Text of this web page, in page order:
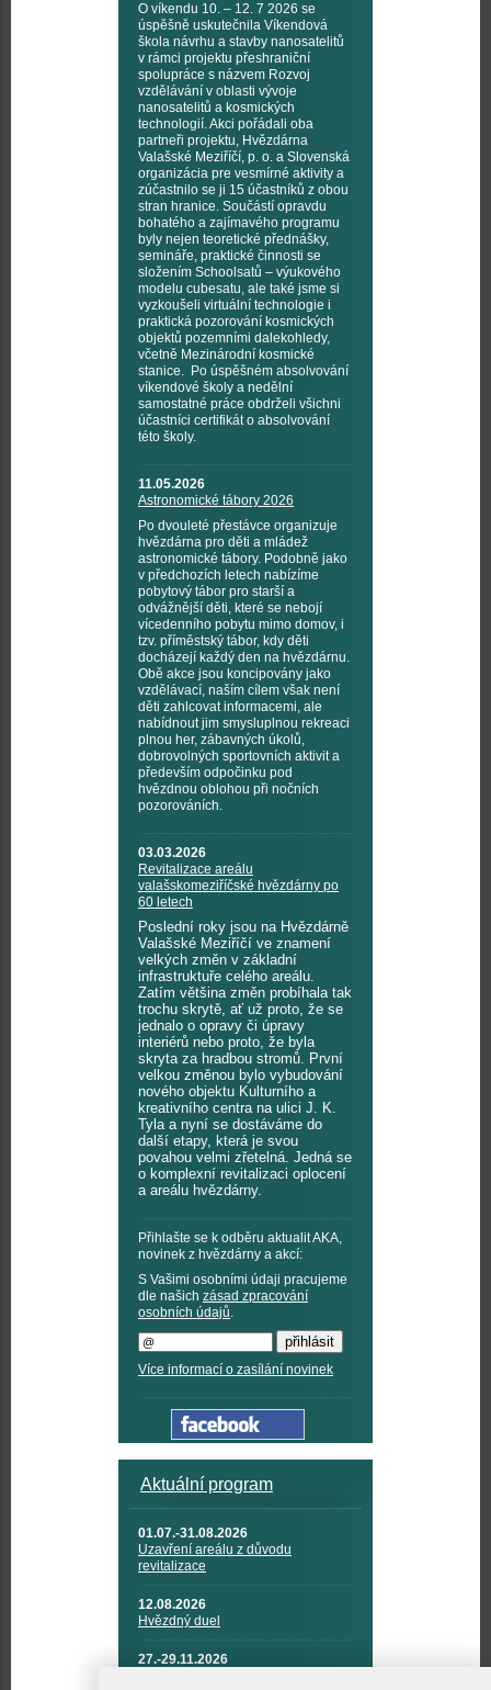
O víkendu 10. – 12. 7 2026 se
úspěšně uskutečnila Víkendová
škola návrhu a stavby nanosatelitů
v rámci projektu přeshraniční
spolupráce s názvem Rozvoj
vzdělávání v oblasti vývoje
nanosatelitů a kosmických
technologií. Akci pořádali oba
partneři projektu, Hvězdárna
Valašské Meziříčí, p. o. a Slovenská
organizácia pre vesmírné aktivity a
zúčastnilo se ji 15 účastníků z obou
stran hranice. Součástí opravdu
bohatého a zajímavého programu
byly nejen teoretické přednášky,
semináře, praktické činnosti se
složením Schoolsatů – výukového
modelu cubesatu, ale také jsme si
vyzkoušeli virtuální technologie i
praktická pozorování kosmických
objektů pozemními dalekohledy,
včetně Mezinárodní kosmické
stanice. Po úspěšném absolvování
víkendové školy a nedělní
samostatné práce obdrželi všichni
účastníci certifikát o absolvování
této školy.
11.05.2026
Astronomické tábory 2026
Po dvouleté přestávce organizuje
hvězdárna pro děti a mládež
astronomické tábory. Podobně jako
v předchozích letech nabízíme
pobytový tábor pro starší a
odvážnější děti, které se nebojí
vícedenního pobytu mimo domov, i
tzv. příměstský tábor, kdy děti
docházejí každý den na hvězdárnu.
Obě akce jsou koncipovány jako
vzdělávací, naším cílem však není
děti zahlcovat informacemi, ale
nabídnout jim smysluplnou rekreaci
plnou her, zábavných úkolů,
dobrovolných sportovních aktivit a
především odpočinku pod
hvězdnou oblohou při nočních
pozorováních.
03.03.2026
Revitalizace areálu
valašskomeziříčské hvězdárny po
60 letech
Poslední roky jsou na Hvězdárně
Valašské Meziříčí ve znamení
velkých změn v základní
infrastruktuře celého areálu.
Zatím většina změn probíhala tak
trochu skrytě, ať už proto, že se
jednalo o opravy či úpravy
interiérů nebo proto, že byla
skryta za hradbou stromů. První
velkou změnou bylo vybudování
nového objektu Kulturního a
kreativního centra na ulici J. K.
Tyla a nyní se dostáváme do
další etapy, která je svou
povahou velmi zřetelná. Jedná se
o komplexní revitalizaci oplocení
a areálu hvězdárny.
Přihlašte se k odběru aktualit AKA,
novinek z hvězdárny a akcí:
S Vašimi osobními údaji pracujeme
dle našich zásad zpracování
osobních údajů.
Více informací o zasílání novinek
Aktuální program
01.07.-31.08.2026
Uzavření areálu z důvodu
revitalizace
12.08.2026
Hvězdný duel
27.-29.11.2026